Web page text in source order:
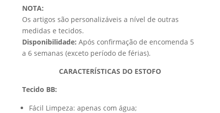
NOTA:
Os artigos são personalizáveis a nível de outras
medidas e tecidos.
Disponibilidade: Após confirmação de encomenda 5
a 6 semanas (exceto período de férias).
CARACTERÍSTICAS DO ESTOFO
Tecido BB:
Fácil Limpeza: apenas com água;